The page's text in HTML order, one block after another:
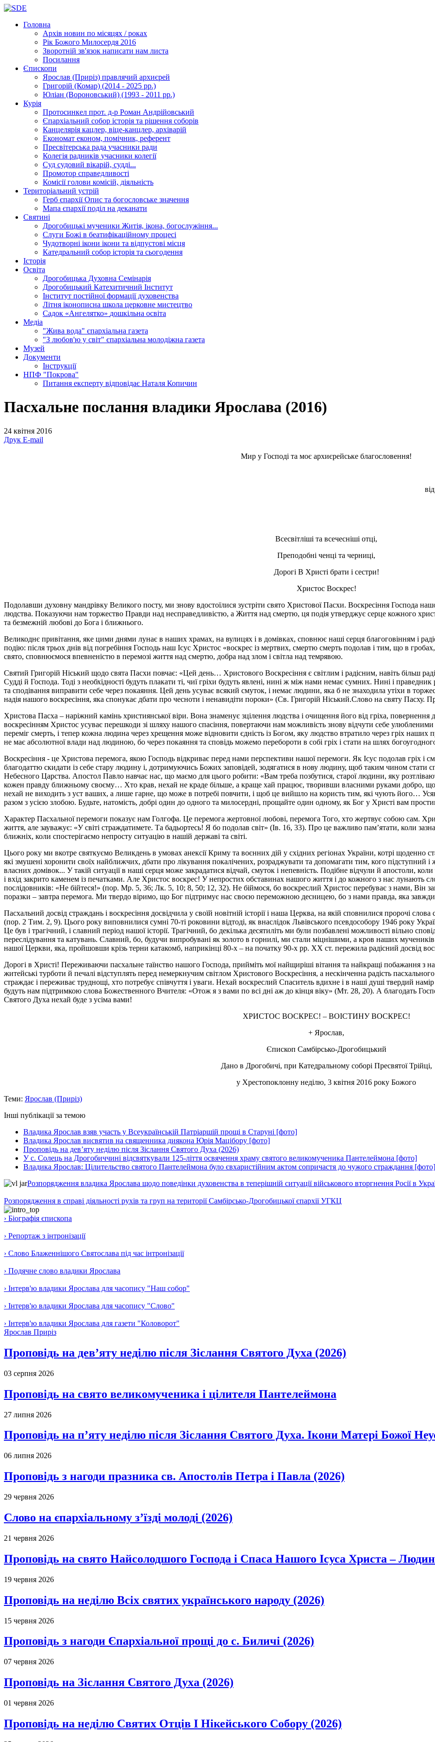
Головна
Архів новин по місяцях / роках
Рік Божого Милосердя 2016
Зворотній зв'язок написати нам листа
Посилання
Єпископи
Ярослав (Приріз) правлячий архиєрей
Григорій (Комар) (2014 - 2025 рр.)
Юліан (Вороновський) (1993 - 2011 рр.)
Курія
Протосинкел прот. д-р Роман Андрійовський
Єпархіальний собор історія та рішення соборів
Канцелярія кацлер, віце-канцлер, архіварій
Економат економ, помічник, референт
Пресвітерська рада учасники ради
Колегія радників учасники колегії
Суд судовий вікарій, судді...
Промотор справедливості
Комісіїголови комісій, діяльність
Територіальний устрій
Герб єпархіїОпис та богословське значення
Мапа єпархіїподіл на деканати
Святині
Дрогобицькі мученики Житія, ікона, богослужіння...
Слуги Божі в беатифікаційному процесі
Чудотворні ікони ікони та відпустові місця
Катедральний собор історія та сьогодення
Історія
Освіта
Дрогобицька Духовна Семінарія
Дрогобицький Катехитичний Інститут
Інститут постійної формації духовенства
Літня іконописна школа церковне мистецтво
Садок «Ангелятко» дошкільна освіта
Медіа
"Жива вода" єпархіальна газета
"З любов'ю у світ" єпархіальна молодіжна газета
Музей
Документи
Інструкції
НПФ "Покрова"
Питання експерту відповідає Наталя Копичин
Пасхальне послання владики Ярослава (2016)
24 квітня 2016
Друк E-mail
Мир у Господі та моє архиєрейське благословення!
Всесвітліші та всечесніші отці,
Преподобні ченці та черниці,
Дорогі В Христі брати і сестри!
Христос Воскрес!
Подолавши духовну мандрівку Великого посту, ми знову вдостоїлися зустріти свято Христової Пасхи. Воскресіння Господа
людства. Показуючи нам торжество Правди над несправедливістю, а Життя над смертю, ця подія утверджує серце кожного
та безмежній любові до Бога і ближнього.
Великоднє привітання, яке цими днями лунає в наших храмах, на вулицях і в домівках, сповнює наші серця благоговінням і
подію: після трьох днів від погребіння Господь наш Ісус Христос «воскрес із мертвих, смертю смерть подолав і тим, що в
свято, сповнюємося впевненістю в перемозі життя над смертю, добра над злом і світла над темрявою.
Святий Григорій Ніський щодо свята Пасхи повчає: «Цей день… Христового Воскресіння є світлим і радісним, навіть більш
Судді й Господа. Тоді з необхідності будуть плакати ті, чиї гріхи будуть явлені, нині ж між нами немає сумних. Нині і
та сподівання виправити себе через покаяння. Цей день усуває всякий смуток, і немає людини, яка б не знаходила утіхи в
надія нашого воскресіння, яка спонукає дбати про чесноти і ненавидіти пороки» (Св. Григорій Ніський.Слово на святу Пасху.
Христова Пасха – наріжний камінь християнської віри. Вона знаменує зцілення людства і очищення його від гріха,
воскресінням Христос усуває перешкоди зі шляху нашого спасіння, повертаючи нам можливість знову відчути себе
переміг смерть, і тепер кожна людина через хрещення може відновити єдність із Богом, яку людство втратило через гріх наших
не має абсолютної влади над людиною, бо через покаяння та сповідь можемо перебороти в собі гріх і стати на шлях
Воскресіння - це Христова перемога, якою Господь відкриває перед нами перспективи нашої перемоги. Як Ісус подолав гріх і
благодаттю скидати із себе стару людину і, дотримуючись Божих заповідей, зодягатися в нову людину, щоб таким чином стати
Небесного Царства. Апостол Павло навчає нас, що маємо для цього робити: «Вам треба позбутися, старої людини, яку
кожен правду ближньому своєму… Хто крав, нехай не краде більше, а краще хай працює, творивши власними руками добро,
нехай не виходить з уст ваших, а лише гарне, що може в потребі повчити, і щоб це вийшло на користь тим, які чують його…
разом з усією злобою. Будьте, натомість, добрі один до одного та милосердні, прощайте один одному, як Бог у Христі вам
Характер Пасхальної перемоги показує нам Голгофа. Це перемога жертовної любові, перемога Того, хто жертвує собою сам.
життя, але зауважує: «У світі страждатимете. Та бадьортесь! Я бо подолав світ» (Ів. 16, 33). Про це важливо пам’ятати, коли
ближніх, коли спостерігаємо непросту ситуацію в нашій державі та світі.
Цього року ми вкотре святкуємо Великдень в умовах анексії Криму та воєнних дій у східних регіонах України, котрі
які змушені хоронити своїх найближчих, дбати про лікування покалічених, розраджувати та допомагати тим, кого підступний
власних домівок... У такій ситуації в наші серця може закрадатися відчай, смуток і непевність. Подібне відчули й апостоли,
і вхід закрито каменем із печатками. Але Христос воскрес! У непростих обставинах нашого життя і до кожного з нас лунають
послідовників: «Не бійтеся!» (пор. Мр. 5, 36; Лк. 5, 10; 8, 50; 12, 32). Не біймося, бо воскреслий Христос перебуває з нами, Він
поразки – завтра перемога. Ми твердо віримо, що Бог підтримує нас своєю переможною десницею, бо з нами правда, яка
Пасхальний досвід страждань і воскресіння досвідчила у своїй новітній історії і наша Церква, на якій сповнилися пророчі
(пор. 2 Тим. 2, 9). Цього року виповнилися сумні 70-ті роковини відтоді, як внаслідок Львівського псевдособору 1946 року
Це був і трагічний, і славний період нашої історії. Трагічний, бо декілька десятиліть ми були позбавлені можливості вільно
переслідування та катувань. Славний, бо, будучи випробувані як золото в горнилі, ми стали міцнішими, а кров наших мучеників
нашої Церкви, яка, пройшовши крізь терни катакомб, наприкінці 80-х – на початку 90-х рр. ХХ ст. пережила радісний досвід
Дорогі в Христі! Переживаючи пасхальне таїнство нашого Господа, прийміть мої найщиріші вітання та найкращі побажання з
житейські турботи й печалі відступлять перед немеркнучим світлом Христового Воскресіння, а нескінченна радість
страждає і переживає труднощі, хто потребує співчуття і уваги. Нехай воскреслий Спаситель вдихне і в наші душі твердий
будуть нам підтримкою слова Божественного Вчителя: «Отож я з вами по всі дні аж до кінця віку» (Мт. 28, 20). А благодать
Святого Духа нехай буде з усіма вами!
ХРИСТОС ВОСКРЕС! – ВОІСТИНУ ВОСКРЕС!
+ Ярослав,
Єпископ Самбірсько-Дрогобицький
Дано в Дрогобичі, при Катедральному соборі Пресвятої Трійці,
у Хрестопоклонну неділю, 3 квітня 2016 року Божого
Теми: Ярослав (Приріз)
Інші публікації за темою
Владика Ярослав взяв участь у Всеукраїнській Патріаршій прощі в Старуні [фото]
Владика Ярослав висвятив на священника диякона Юрія Мацібору [фото]
Проповідь на дев’яту неділю після Зіслання Святого Духа (2026)
У с. Солець на Дрогобиччині відсвяткували 125-ліття освячення храму святого великомученика Пантелеймона [фото]
Владика Ярослав: Цілительство святого Пантелеймона було євхаристійним актом сопричастя до чужого страждання [фото]
Розпорядження владика Ярослава щодо поведінки духовенства в теперішній ситуації військового вторгнення Росії в
Розпорядження в справі діяльності рухів та груп на території Самбірсько-Дрогобицької єпархії УГКЦ
› Біографія єпископа
› Репортаж з інтронізації
› Слово Блаженнішого Святослава під час інтронізації
› Подячне слово владики Ярослава
› Інтерв'ю владики Ярослава для часопису "Наш собор"
› Інтерв'ю владики Ярослава для часопису "Слово"
› Інтерв'ю владики Ярослава для газети "Коловорот"
Ярослав Приріз
Проповідь на дев’яту неділю після Зіслання Святого Духа (2026)
03 серпня 2026
Проповідь на свято великомученика і цілителя Пантелеймона
27 липня 2026
Проповідь на п’яту неділю після Зіслання Святого Духа. Ікони Матері Божої
06 липня 2026
Проповідь з нагоди празника св. Апостолів Петра і Павла (2026)
29 червня 2026
Слово на єпархіальному з’їзді молоді (2026)
21 червня 2026
Проповідь на свято Найсолодшого Господа і Спаса Нашого Ісуса Христа –
19 червня 2026
Проповідь на неділю Всіх святих українського народу (2026)
15 червня 2026
Проповідь з нагоди Єпархіальної прощі до с. Биличі (2026)
07 червня 2026
Проповідь на Зіслання Святого Духа (2026)
01 червня 2026
Проповідь на неділю Святих Отців І Нікейського Собору (2026)